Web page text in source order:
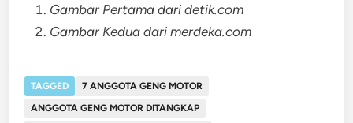
Gambar Pertama dari detik.com
Gambar Kedua dari merdeka.com
TAGGED
7 ANGGOTA GENG MOTOR
ANGGOTA GENG MOTOR DITANGKAP